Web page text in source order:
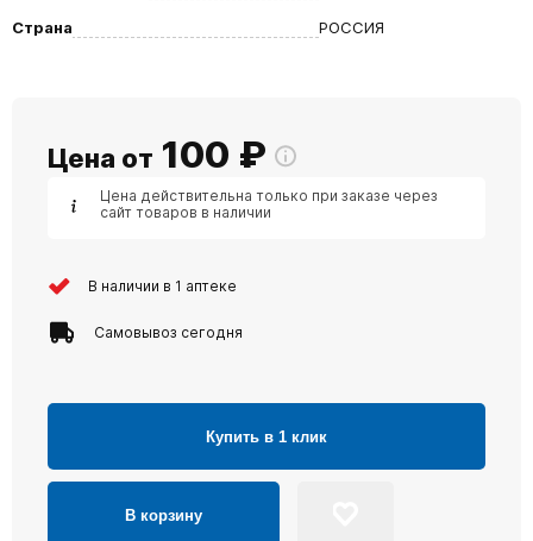
Страна
РОССИЯ
Цена от 100 ₽
Цена действительна только при заказе через
сайт товаров в наличии
В наличии в 1 аптеке
Самовывоз сегодня
Купить в 1 клик
В корзину